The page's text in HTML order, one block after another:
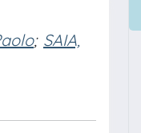
; SAIA,